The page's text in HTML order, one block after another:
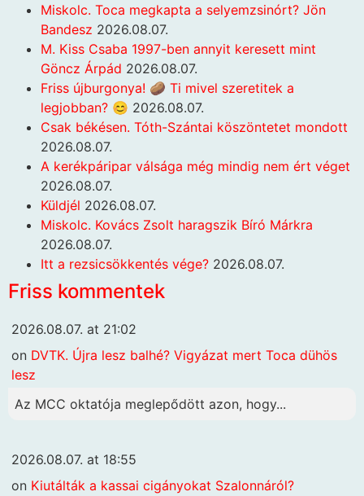
Miskolc. Toca megkapta a selyemzsinórt? Jön
Bandesz 2026.08.07.
M. Kiss Csaba 1997-ben annyit keresett mint
Göncz Árpád 2026.08.07.
Friss újburgonya! 🥔 Ti mivel szeretitek a
legjobban? 😊 2026.08.07.
Csak békésen. Tóth-Szántai köszöntetet mondott
2026.08.07.
A kerékpáripar válsága még mindig nem ért véget
2026.08.07.
Küldjél 2026.08.07.
Miskolc. Kovács Zsolt haragszik Bíró Márkra
2026.08.07.
Itt a rezsicsökkentés vége? 2026.08.07.
Friss kommentek
2026.08.07. at 21:02
on DVTK. Újra lesz balhé? Vigyázat mert Toca dühös
lesz
Az MCC oktatója meglepődött azon, hogy...
2026.08.07. at 18:55
on Kiutálták a kassai cigányokat Szalonnáról?